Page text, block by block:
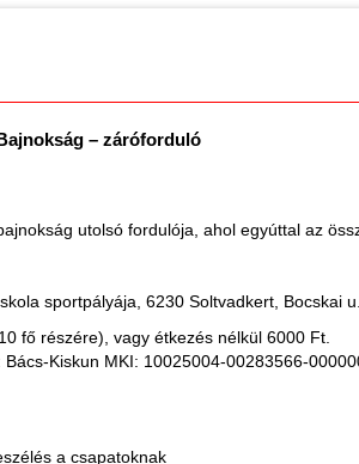
– záróforduló
utolsó fordulója, ahol egyúttal az
sportpályája, 6230 Soltvadkert, Bocskai u.
fő részére), vagy étkezés nélkül 6000 Ft.
Kiskun MKI: 10025004-00283566-
a csapatoknak